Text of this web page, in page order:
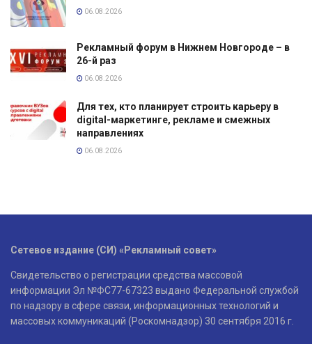
06.08.2026
Рекламный форум в Нижнем Новгороде – в
26-й раз
06.08.2026
Для тех, кто планирует строить карьеру в
digital-маркетинге, рекламе и смежных
направлениях
06.08.2026
Сетевое издание (СИ) «Рекламный совет»
Свидетельство о регистрации средства массовой
информации Эл №ФС77-67323 выдано Федеральной службой
по надзору в сфере связи, информационных технологий и
массовых коммуникаций (Роскомнадзор) 30 сентября 2016 г.